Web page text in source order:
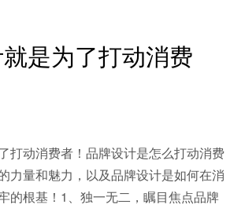
是为了打动消费
打动消费者！品牌设计是怎么打动消费
力量和魅力，以及品牌设计是如何在消
的根基！1、独一无二，瞩目焦点品牌